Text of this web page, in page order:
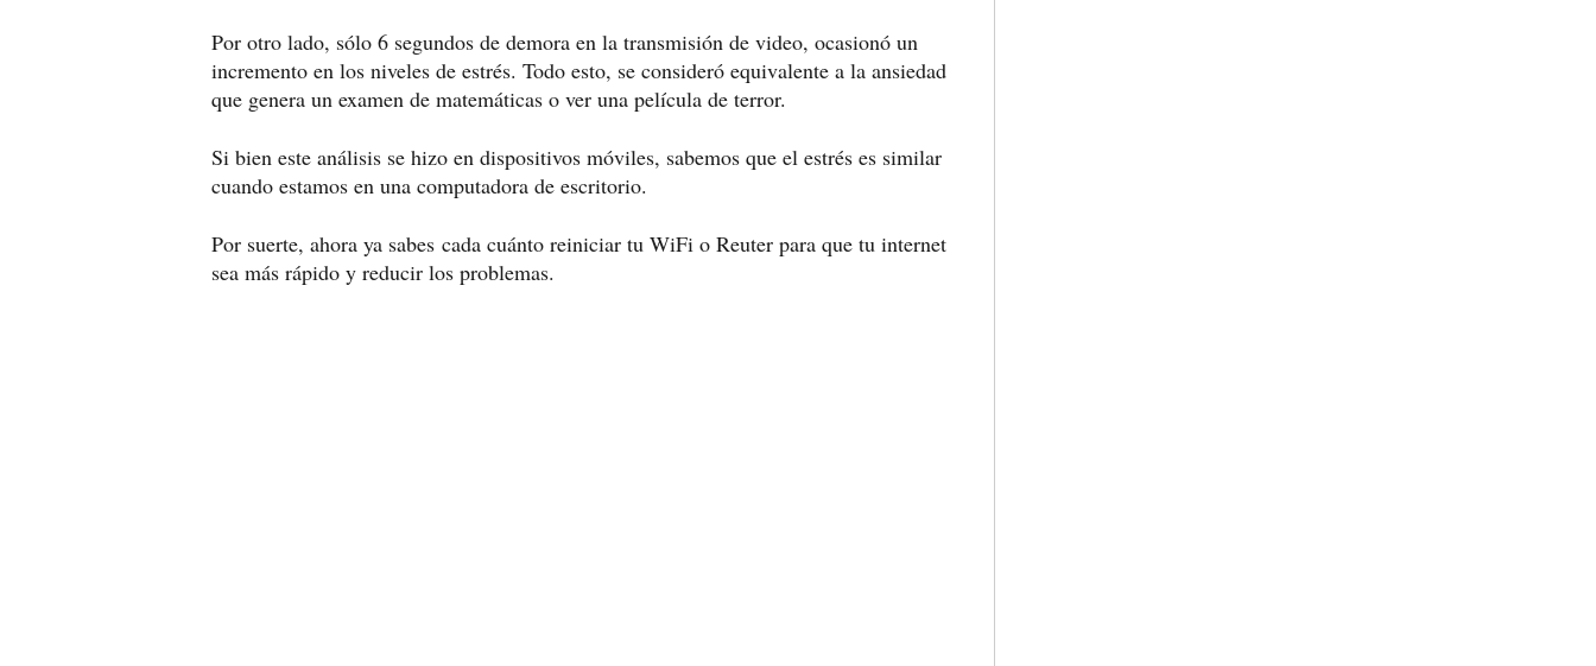
Por otro lado, sólo 6 segundos de demora en la transmisión de video, ocasionó un
incremento en los niveles de estrés. Todo esto, se consideró equivalente a la ansiedad
que genera un examen de matemáticas o ver una película de terror.
Si bien este análisis se hizo en dispositivos móviles, sabemos que el estrés es similar
cuando estamos en una computadora de escritorio.
Por suerte, ahora ya sabes cada cuánto reiniciar tu WiFi o Reuter para que tu internet
sea más rápido y reducir los problemas.